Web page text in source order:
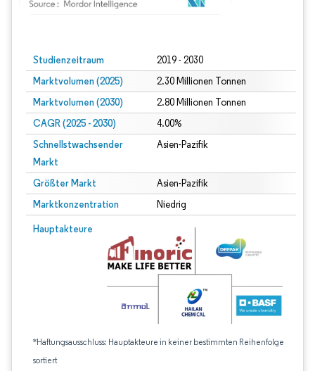
Studienzeitraum 2019 - 2030
Marktvolumen (2025) 2.30 Millionen Tonnen
Marktvolumen (2030) 2.80 Millionen Tonnen
CAGR (2025 - 2030) 4.00%
Schnellstwachsender
Markt
Asien-Pazifik
Größter Markt Asien-Pazifik
Marktkonzentration Niedrig
Hauptakteure
*Haftungsausschluss: Hauptakteure in keiner bestimmten Reihenfolge
sortiert